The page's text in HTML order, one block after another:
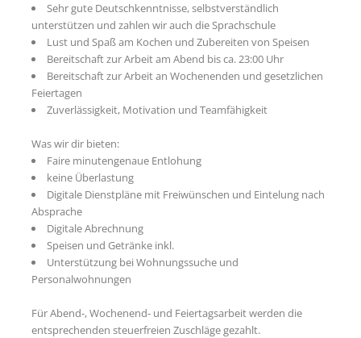
Sehr gute Deutschkenntnisse, selbstverständlich
unterstützen und zahlen wir auch die Sprachschule
Lust und Spaß am Kochen und Zubereiten von Speisen
Bereitschaft zur Arbeit am Abend bis ca. 23:00 Uhr
Bereitschaft zur Arbeit an Wochenenden und gesetzlichen
Feiertagen
Zuverlässigkeit, Motivation und Teamfähigkeit
Was wir dir bieten:
Faire minutengenaue Entlohung
keine Überlastung
Digitale Dienstpläne mit Freiwünschen und Eintelung nach
Absprache
Digitale Abrechnung
Speisen und Getränke inkl.
Unterstützung bei Wohnungssuche und
Personalwohnungen
Für Abend-, Wochenend- und Feiertagsarbeit werden die
entsprechenden steuerfreien Zuschläge gezahlt.